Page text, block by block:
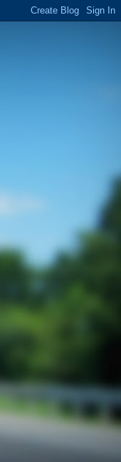
Pembelajaran dan